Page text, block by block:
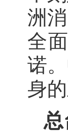
洲
全
诺
身